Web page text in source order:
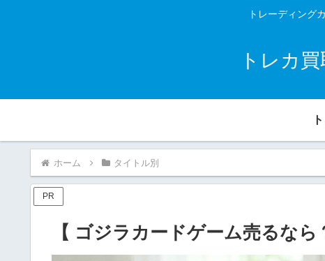
トレーディング
トレカ
ホーム タイトル別
PR
【 ゴジラカードゲーム売るな